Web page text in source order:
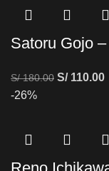
Satoru Gojo
S/180.00 S/110.00
-26%